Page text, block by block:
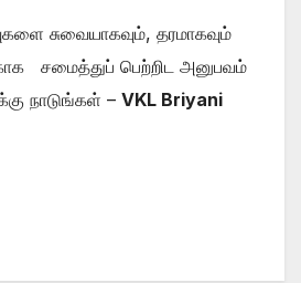
சுவையாகவும், தரமாகவும்
சமைத்துப் பெற்றிட அனுபவம்
நாடுங்கள் – VKL Briyani